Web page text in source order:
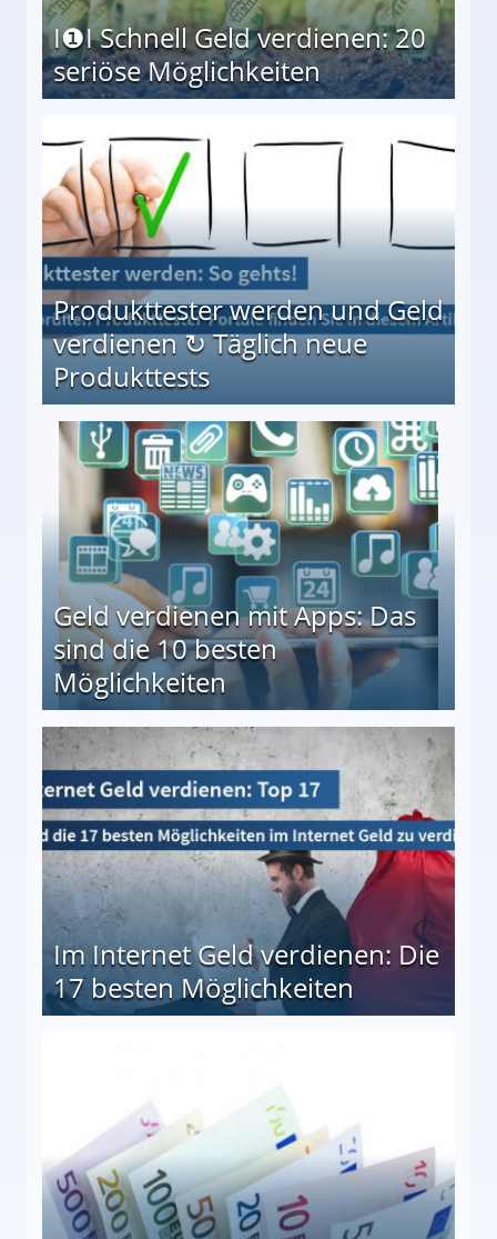
I❶I Schnell Geld verdienen: 20
seriöse Möglichkeiten
Produkttester werden und Geld
verdienen ↻ Täglich neue
Produkttests
↻ Täglich neue Produkttests
Geld verdienen mit Apps: Das
sind die 10 besten
Möglichkeiten
besten Möglichkeiten
Im Internet Geld verdienen: Die
17 besten Möglichkeiten